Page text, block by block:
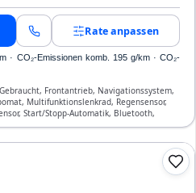
Rate anpassen
· CO₂-Emissionen komb. 195 g/km · CO₂-
Frontantrieb, Navigationssystem,
Multifunktionslenkrad, Regensensor,
Start/Stopp-Automatik, Bluetooth,
ESP, ABS, Klimaautomatik,